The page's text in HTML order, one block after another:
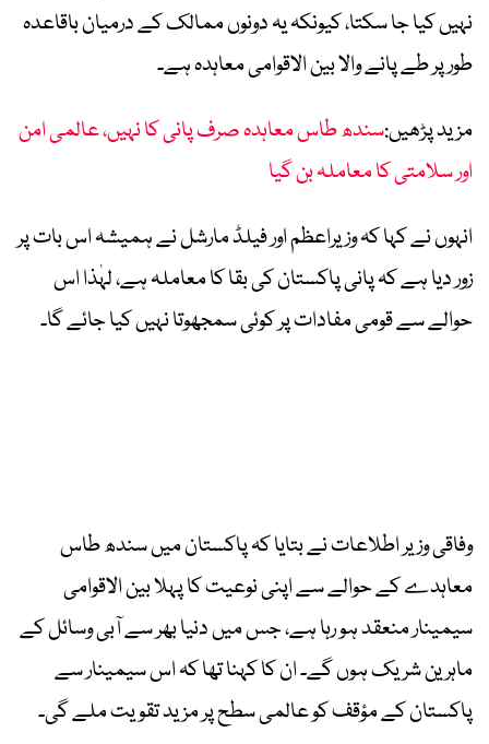
نہیں کیا جا سکتا، کیونکہ یہ دونوں ممالک کے درمیان باقاعدہ
طور پر طے پانے والا بین الاقوامی معاہدہ ہے۔
مزید پڑھیں:سندھ طاس معاہدہ صرف پانی کا نہیں، عالمی امن
اور سلامتی کا معاملہ بن گیا
انہوں نے کہا کہ وزیراعظم اور فیلڈ مارشل نے ہمیشہ اس بات پر
زور دیا ہے کہ پانی پاکستان کی بقا کا معاملہ ہے، لہٰذا اس
حوالے سے قومی مفادات پر کوئی سمجھوتا نہیں کیا جائے گا۔
وفاقی وزیر اطلاعات نے بتایا کہ پاکستان میں سندھ طاس
معاہدے کے حوالے سے اپنی نوعیت کا پہلا بین الاقوامی
سیمینار منعقد ہو رہا ہے، جس میں دنیا بھر سے آبی وسائل کے
ماہرین شریک ہوں گے۔ ان کا کہنا تھا کہ اس سیمینار سے
پاکستان کے مؤقف کو عالمی سطح پر مزید تقویت ملے گی۔